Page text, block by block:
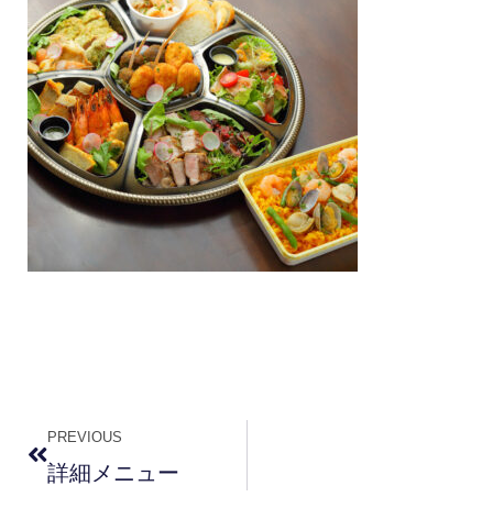
PREVIOUS
詳細メニュー